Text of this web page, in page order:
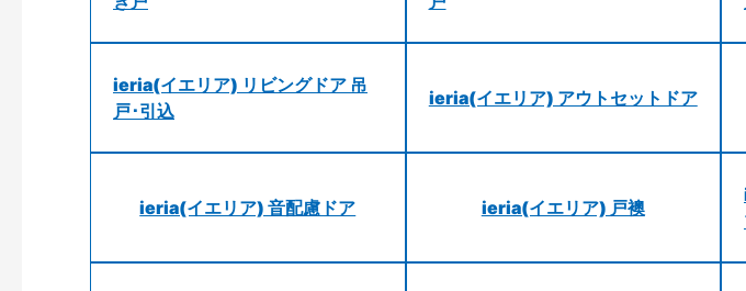
ieria(イエリア) リビングドア 吊
戸･引込
ieria(イエリア) アウトセットドア
ieria(イエリア) 音配慮ドア ieria(イエリア) 戸襖